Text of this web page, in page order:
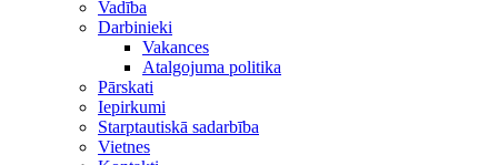
Vadība
Darbinieki
Vakances
Atalgojuma politika
Pārskati
Iepirkumi
Starptautiskā sadarbība
Vietnes